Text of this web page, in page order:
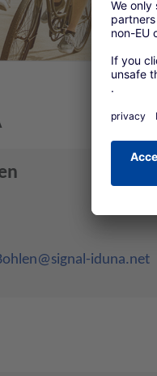
iduna.net